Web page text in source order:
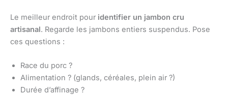
Le meilleur endroit pour identifier un jambon cru
artisanal. Regarde les jambons entiers suspendus. Pose
ces questions :
Race du porc ?
Alimentation ? (glands, céréales, plein air ?)
Durée d’affinage ?